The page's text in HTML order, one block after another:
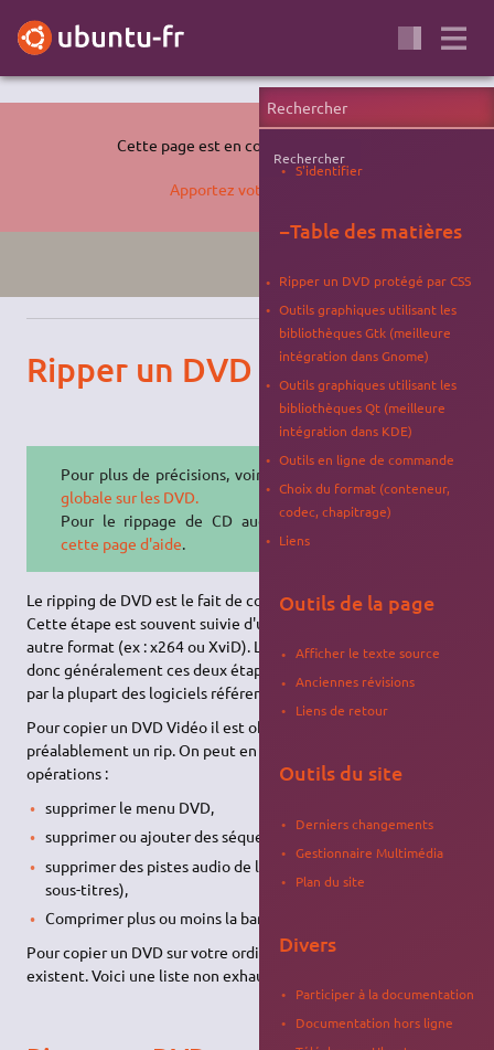
Cette page est en cours de rédaction.
Apportez votre aide…
Ripper un DVD
Pour plus de précisions, voir
globale sur les DVD.
Pour le rippage de CD audio, voir
cette page d'aide.
Le ripping de DVD est le fait de copier un DVD sur le disque dur.
Cette étape est souvent suivie d'une compression dans un
autre format (ex : x264 ou XviD). La notion de ripping intègre
donc généralement ces deux étapes réalisées simultanément
par la plupart des logiciels référencés ci-dessous.
Pour copier un DVD Vidéo il est obligatoire de faire
préalablement un rip. On peut en profiter pour faire d'autres
opérations :
supprimer le menu DVD,
supprimer ou ajouter des séquences vidéo,
supprimer des pistes audio de langues étrangères (ou des
sous-titres),
Comprimer plus ou moins la bande image (et sa qualité).
Pour copier un DVD sur votre ordinateur plusieurs logiciels
existent. Voici une liste non exhaustive :
Rechercher
S'identifier
−Table des matières
Ripper un DVD protégé par CSS
Outils graphiques utilisant les
bibliothèques Gtk (meilleure
intégration dans Gnome)
Outils graphiques utilisant les
bibliothèques Qt (meilleure
intégration dans KDE)
Outils en ligne de commande
Choix du format (conteneur,
codec, chapitrage)
Liens
Outils de la page
Afficher le texte source
Anciennes révisions
Liens de retour
Outils du site
Derniers changements
Gestionnaire Multimédia
Plan du site
Divers
Participer à la documentation
Documentation hors ligne